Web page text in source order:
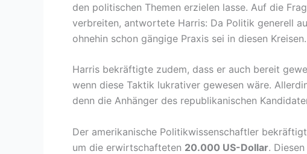
den politischen Themen erzielen lasse. Auf die
verbreiten, antwortete Harris: Da Politik generell
ohnehin schon gängige Praxis sei in diesen Kreisen.
Harris bekräftigte zudem, dass er auch bereit
wenn diese Taktik lukrativer gewesen wäre.
denn die Anhänger des republikanischen
Der amerikanische Politikwissenschaftler
um die erwirtschafteten 20.000 US-Dollar.